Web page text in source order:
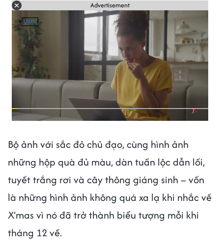
Advertisement
Bộ ảnh với sắc đỏ chủ đạo, cùng hình ảnh
những hộp quà đủ màu, dàn tuần lộc dẫn lối,
tuyết trắng rơi và cây thông giáng sinh – vốn
là những hình ảnh không quá xa lạ khi nhắc về
X’mas vì nó đã trở thành biểu tượng mỗi khi
tháng 12 về.